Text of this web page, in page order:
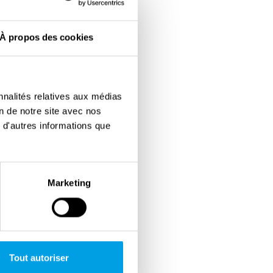
À propos des cookies
relatives aux médias
de notre site avec nos
informations que
Marketing
Tout autoriser